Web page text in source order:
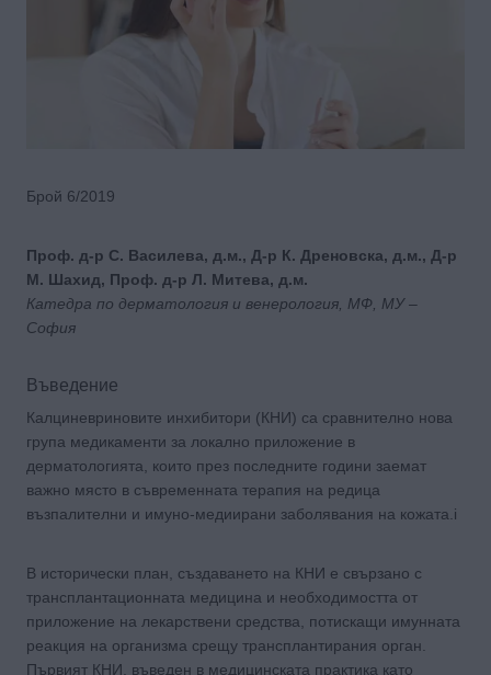
Брой 6/2019
Проф. д-р С. Василева, д.м., Д-р К. Дреновска, д.м., Д-р
М. Шахид, Проф. д-р Л. Митева, д.м.
Катедра по дерматология и венерология, МФ, МУ –
София
Въведение
Калциневриновите инхибитори (КНИ) са сравнително нова
група медикаменти за локално приложение в
дерматологията, които през последните години заемат
важно място в съвременната терапия на редица
възпалителни и имуно-медиирани заболявания на кожата.i
В исторически план, създаването на КНИ е свързано с
трансплантационната медицина и необходимостта от
приложение на лекарствени средства, потискащи имунната
реакция на организма срещу трансплантирания орган.
Първият КНИ, въведен в медицинската практика като